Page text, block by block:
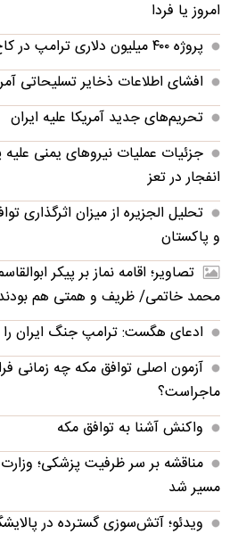
امروز یا فردا
پروژه ۴۰۰ میلیون دلاری ترامپ در کاخ سفید متوقف شد
افشای اطلاعات ذخایر تسلیحاتی
تحریم‌های جدید آمریکا علیه ایران
جزئیات عملیات نیروهای یمنی
انفجار در تعز
تحلیل الجزیره از میزان اثرگذاری
و پاکستان
تصاویر؛ اقامه نماز بر پیکر
محمد خاتمی/ ظریف و همتی هم
ادعای هگست: ترامپ جنگ ایران را
آزمون اصلی توافق مکه چه زمانی
ماجراست؟
واکنش آشنا به توافق مکه
مناقشه بر سر ظرفیت پزشکی؛
مسیر شد
ویدئو؛ آتش‌سوزی گسترده در